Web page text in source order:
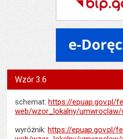
Wzór 3.6
schemat:https://epuap.gov.pl/
web/wzor_lokalny/umwroclaw/
wyróżnik:https://epuap.gov.pl/